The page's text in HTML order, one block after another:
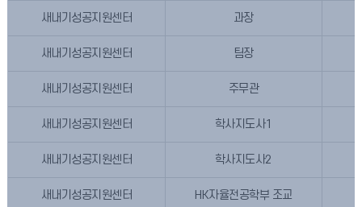
새내기성공지원센터 과장
새내기성공지원센터 팀장
새내기성공지원센터 주무관
새내기성공지원센터 학사지도사1
새내기성공지원센터 학사지도사2
새내기성공지원센터 HK자율전공학부 조교